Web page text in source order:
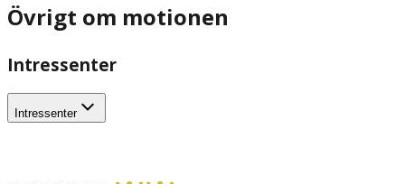
Övrigt om motionen
Intressenter
Intressenter